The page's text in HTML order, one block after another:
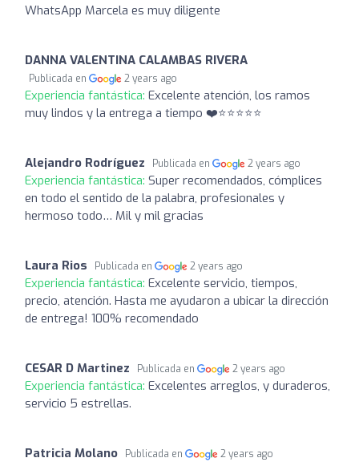
WhatsApp Marcela es muy diligente
DANNA VALENTINA CALAMBAS RIVERA
Publicada en 2 years ago
Experiencia fantástica: Excelente atención, los ramos
muy lindos y la entrega a tiempo ❤️⭐️⭐️⭐️⭐️⭐️
Alejandro Rodríguez Publicada en 2 years ago
Experiencia fantástica: Super recomendados, cómplices
en todo el sentido de la palabra, profesionales y
hermoso todo… Mil y mil gracias
Laura Rios Publicada en 2 years ago
Experiencia fantástica: Excelente servicio, tiempos,
precio, atención. Hasta me ayudaron a ubicar la dirección
de entrega! 100% recomendado
CESAR D Martinez Publicada en 2 years ago
Experiencia fantástica: Excelentes arreglos, y duraderos,
servicio 5 estrellas.
Patricia Molano Publicada en 2 years ago